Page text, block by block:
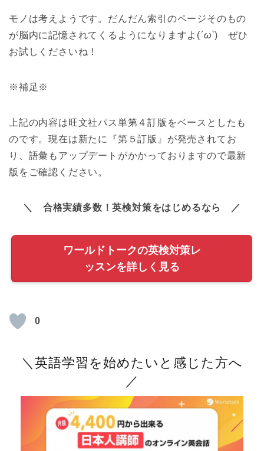
モノは考えようです。だんだん索引のページそのもの
が脳内に記憶されてくるようになりますよ(´ω`) ぜひ
お試しくださいね！
※補足※
上記の内容は旺文社パス単第４訂版をベースとしたも
のです。現在は新たに『第５訂版』が発売されてお
り、語彙もアップデートがかかっておりますので最新
版をご確認ください。
＼ 合格実績多数！英検対策をはじめるなら ／
ワールドトークの英検対策レ
ッスンを詳しく見る
0
＼英語学習を始めたいと感じた方へ
／